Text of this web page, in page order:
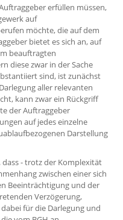
erfüllen müssen,
auf
möchte, die auf dem
bietet es sich an, auf
beauftragten
diese zwar in der Sache
sind, ist zunächst
aller relevanten
kann zwar ein Rückgriff
der Auftraggeber
auf jedes einzelne
Darstellung
- trotz der Komplexität
zwischen einer sich
Beeinträchtigung und der
Verzögerung,
für die Darlegung und